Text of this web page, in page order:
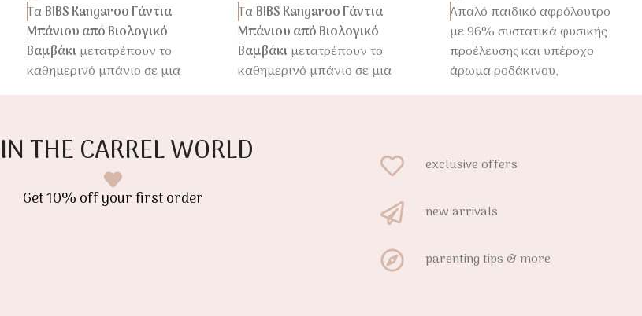
Τα BIBS Kangaroo Γάντια
Μπάνιου από Βιολογικό
Βαμβάκι μετατρέπουν το
καθημερινό μπάνιο σε μια
γάντι για τον γονέα και ένα
μικρό για το παιδί,
κατασκευασμένα από
εξαιρετικά απαλό οργανικό
Τα BIBS Kangaroo Γάντια
Μπάνιου από Βιολογικό
Βαμβάκι μετατρέπουν το
καθημερινό μπάνιο σε μια
γάντι για τον γονέα και ένα
εξαιρετικά απαλό οργανικό
Απαλό παιδικό αφρόλουτρο
με 96% συστατικά φυσικής
προέλευσης και υπέροχο
άρωμα ροδάκινου,
απαλότητα μετά από κάθε
THE CARREL WORLD
Get 10% off your first order
exclusive offers
new arrivals
parenting tips & more